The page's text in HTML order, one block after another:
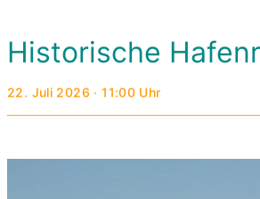
Historische
22. Juli 2026 · 11:00 Uhr